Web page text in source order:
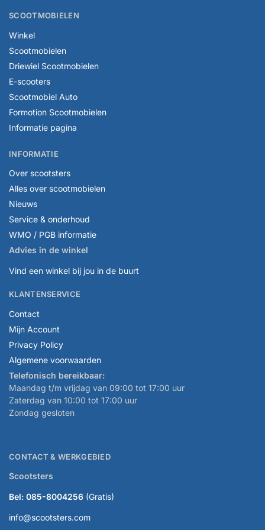
SCOOTMOBIELEN
Winkel
Scootmobielen
Driewiel Scootmobielen
E-scooters
Scootmobiel Auto
Formotion Scootmobielen
Informatie pagina
INFORMATIE
Over scootsters
Alles over scootmobielen
Nieuws
Service & onderhoud
WMO / PGB informatie
Advies in de winkel
Vind een winkel bij jou in de buurt
KLANTENSERVICE
Contact
Mijn Account
Privacy Policy
Algemene voorwaarden
Telefonisch bereikbaar:
Maandag t/m vrijdag van 09:00 tot 17:00 uur
Zaterdag van 10:00 tot 17:00 uur
Zondag gesloten
CONTACT & WERKGEBIED
Scootsters
Bel: 085-8004256 (Gratis)
info@scootsters.com